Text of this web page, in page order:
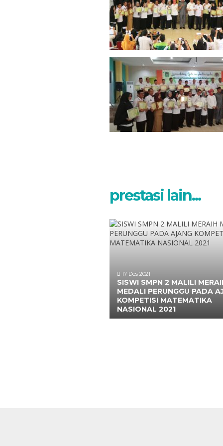
prestasi lain...
17 Des 2021
SISWI SMPN 2 MALILI
MEDALI PERUNGGU PADA
KOMPETISI MATEMATIKA
NASIONAL 2021